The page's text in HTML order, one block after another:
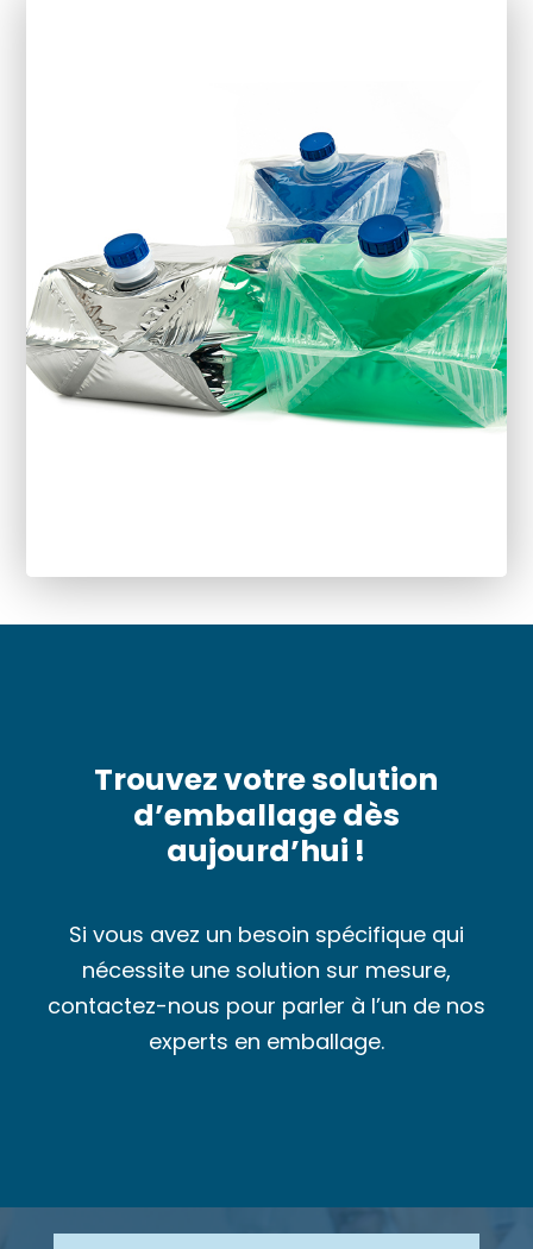
Trouvez votre solution
d’emballage dès
aujourd’hui !
Si vous avez un besoin spécifique qui
nécessite une solution sur mesure,
contactez-nous pour parler à l’un de nos
experts en emballage.